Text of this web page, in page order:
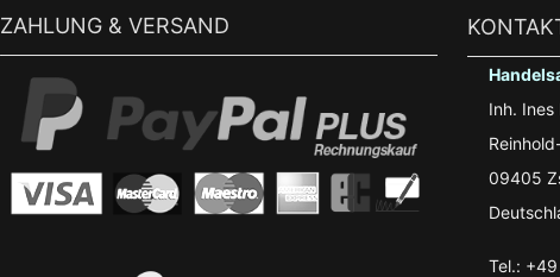
ZAHLUNG & VERSAND
Inh. Ines
09405
Tel.: